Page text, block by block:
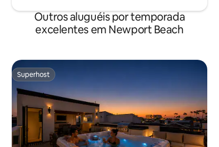
Outros aluguéis por temporada
excelentes em Newport Beach
Superhost
Superhost